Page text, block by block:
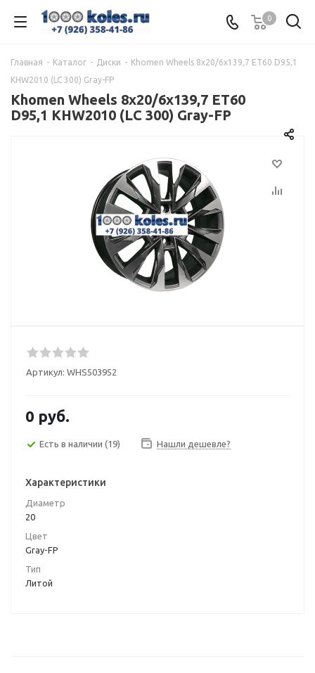
0
Главная - Каталог - Диски - Khomen Wheels 8x20/6x139,7 ET60 D95,1
KHW2010 (LC 300) Gray-FP
Khomen Wheels 8x20/6x139,7 ET60
D95,1 KHW2010 (LC 300) Gray-FP
Артикул: WHS503952
0 руб.
Есть в наличии (19) Нашли дешевле?
Характеристики
Диаметр
20
Цвет
Gray-FP
Тип
Литой